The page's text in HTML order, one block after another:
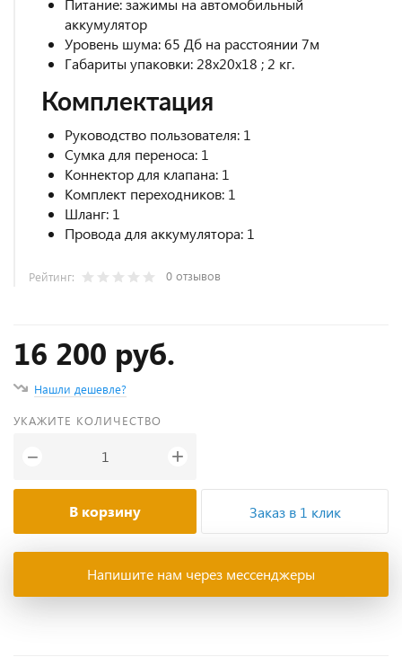
Питание: зажимы на автомобильный
аккумулятор
Уровень шума: 65 Дб на расстоянии 7м
Габариты упаковки: 28х20х18 ; 2 кг.
Комплектация
Руководство пользователя: 1
Сумка для переноса: 1
Коннектор для клапана: 1
Комплект переходников: 1
Шланг: 1
Провода для аккумулятора: 1
Рейтинг: 0 отзывов
16 200 руб.
Нашли дешевле?
УКАЖИТЕ КОЛИЧЕСТВО
− +
В корзину Заказ в 1 клик
Напишите нам через мессенджеры